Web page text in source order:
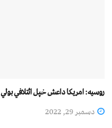
روسیه: امریکا داعش خپل ائتلافي بولي
دسمبر 29, 2022